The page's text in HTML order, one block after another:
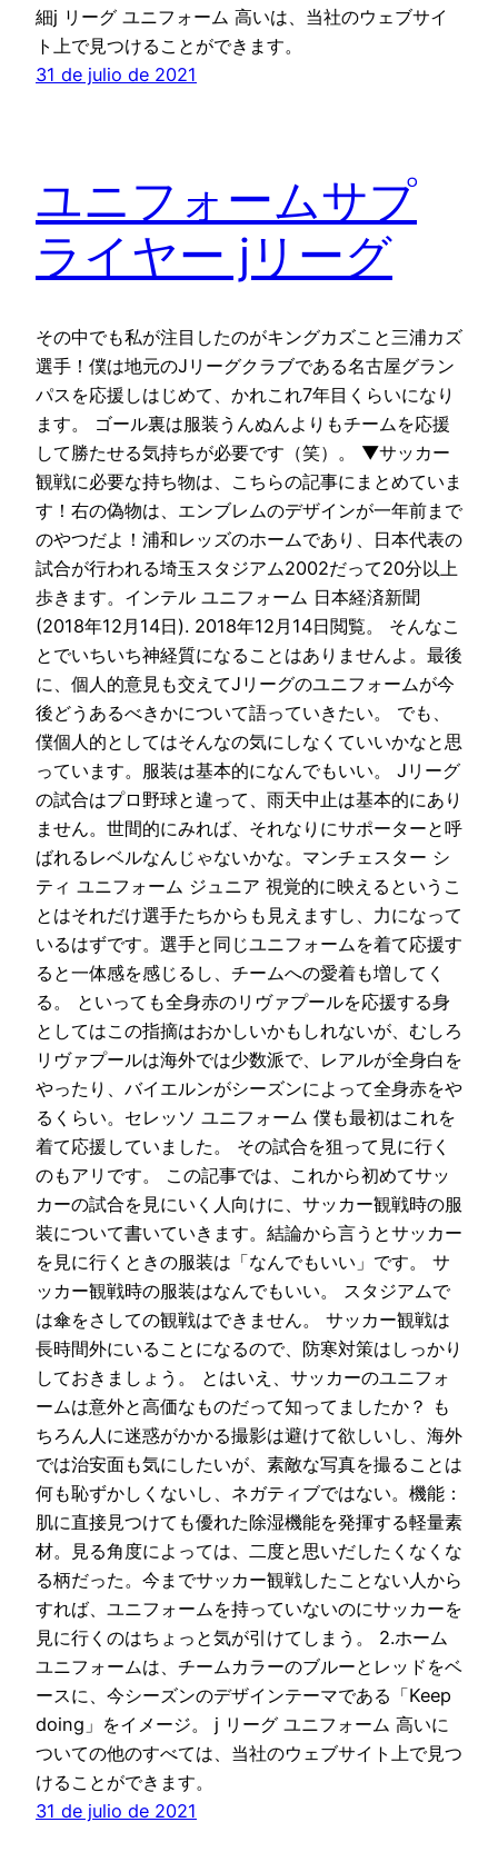
細j リーグ ユニフォーム 高いは、当社のウェブサイ
ト上で見つけることができます。
31 de julio de 2021
ユニフォームサプ
ライヤー jリーグ
その中でも私が注目したのがキングカズこと三浦カズ
選手！僕は地元のJリーグクラブである名古屋グラン
パスを応援しはじめて、かれこれ7年目くらいになり
ます。 ゴール裏は服装うんぬんよりもチームを応援
して勝たせる気持ちが必要です（笑）。 ▼サッカー
観戦に必要な持ち物は、こちらの記事にまとめていま
す！右の偽物は、エンブレムのデザインが一年前まで
のやつだよ！浦和レッズのホームであり、日本代表の
試合が行われる埼玉スタジアム2002だって20分以上
歩きます。インテル ユニフォーム 日本経済新聞
(2018年12月14日). 2018年12月14日閲覧。 そんなこ
とでいちいち神経質になることはありませんよ。最後
に、個人的意見も交えてJリーグのユニフォームが今
後どうあるべきかについて語っていきたい。 でも、
僕個人的としてはそんなの気にしなくていいかなと思
っています。服装は基本的になんでもいい。 Jリーグ
の試合はプロ野球と違って、雨天中止は基本的にあり
ません。世間的にみれば、それなりにサポーターと呼
ばれるレベルなんじゃないかな。マンチェスター シ
ティ ユニフォーム ジュニア 視覚的に映えるというこ
とはそれだけ選手たちからも見えますし、力になって
いるはずです。選手と同じユニフォームを着て応援す
ると一体感を感じるし、チームへの愛着も増してく
る。 といっても全身赤のリヴァプールを応援する身
としてはこの指摘はおかしいかもしれないが、むしろ
リヴァプールは海外では少数派で、レアルが全身白を
やったり、バイエルンがシーズンによって全身赤をや
るくらい。セレッソ ユニフォーム 僕も最初はこれを
着て応援していました。 その試合を狙って見に行く
のもアリです。 この記事では、これから初めてサッ
カーの試合を見にいく人向けに、サッカー観戦時の服
装について書いていきます。結論から言うとサッカー
を見に行くときの服装は「なんでもいい」です。 サ
ッカー観戦時の服装はなんでもいい。 スタジアムで
は傘をさしての観戦はできません。 サッカー観戦は
長時間外にいることになるので、防寒対策はしっかり
しておきましょう。 とはいえ、サッカーのユニフォ
ームは意外と高価なものだって知ってましたか？ も
ちろん人に迷惑がかかる撮影は避けて欲しいし、海外
では治安面も気にしたいが、素敵な写真を撮ることは
何も恥ずかしくないし、ネガティブではない。機能：
肌に直接見つけても優れた除湿機能を発揮する軽量素
材。見る角度によっては、二度と思いだしたくなくな
る柄だった。今までサッカー観戦したことない人から
すれば、ユニフォームを持っていないのにサッカーを
見に行くのはちょっと気が引けてしまう。 2.ホーム
ユニフォームは、チームカラーのブルーとレッドをベ
ースに、今シーズンのデザインテーマである「Keep
doing」をイメージ。 j リーグ ユニフォーム 高いに
ついての他のすべては、当社のウェブサイト上で見つ
けることができます。
31 de julio de 2021